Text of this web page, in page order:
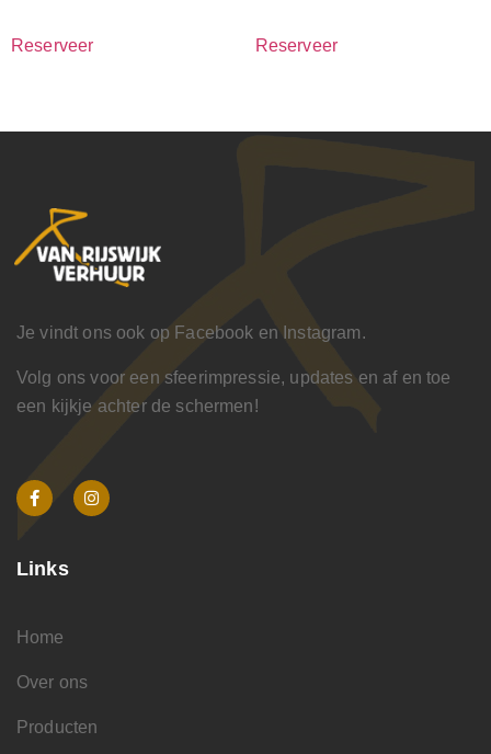
Reserveer Reserveer
Je vindt ons ook op Facebook en Instagram.
Volg ons voor een sfeerimpressie, updates en af en toe
een kijkje achter de schermen!
Links
Home
Over ons
Producten